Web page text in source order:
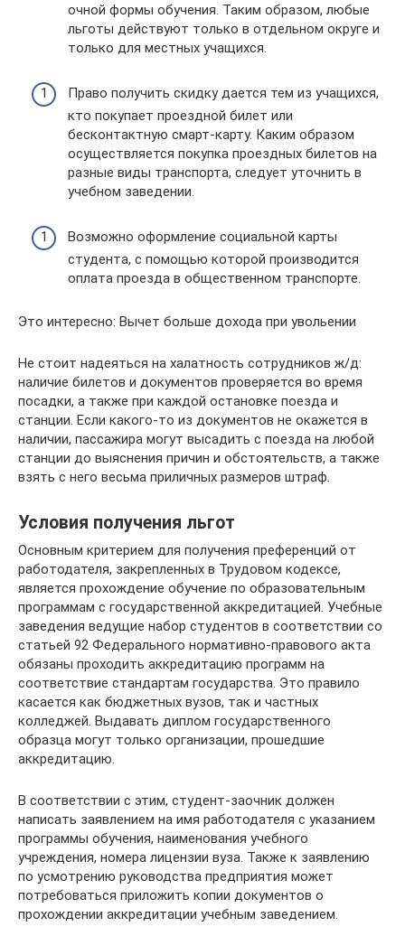
очной формы обучения. Таким образом, любые
льготы действуют только в отдельном округе и
только для местных учащихся.
Право получить скидку дается тем из учащихся,
кто покупает проездной билет или
бесконтактную смарт-карту. Каким образом
осуществляется покупка проездных билетов на
разные виды транспорта, следует уточнить в
учебном заведении.
Возможно оформление социальной карты
студента, с помощью которой производится
оплата проезда в общественном транспорте.
Это интересно: Вычет больше дохода при увольении
Не стоит надеяться на халатность сотрудников ж/д:
наличие билетов и документов проверяется во время
посадки, а также при каждой остановке поезда и
станции. Если какого-то из документов не окажется в
наличии, пассажира могут высадить с поезда на любой
станции до выяснения причин и обстоятельств, а также
взять с него весьма приличных размеров штраф.
Условия получения льгот
Основным критерием для получения преференций от
работодателя, закрепленных в Трудовом кодексе,
является прохождение обучение по образовательным
программам с государственной аккредитацией. Учебные
заведения ведущие набор студентов в соответствии со
статьей 92 Федерального нормативно-правового акта
обязаны проходить аккредитацию программ на
соответствие стандартам государства. Это правило
касается как бюджетных вузов, так и частных
колледжей. Выдавать диплом государственного
образца могут только организации, прошедшие
аккредитацию.
В соответствии с этим, студент-заочник должен
написать заявлением на имя работодателя с указанием
программы обучения, наименования учебного
учреждения, номера лицензии вуза. Также к заявлению
по усмотрению руководства предприятия может
потребоваться приложить копии документов о
прохождении аккредитации учебным заведением.